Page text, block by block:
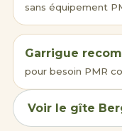
sans équipement
Garrigue
pour besoin PMR
Voir le gîte